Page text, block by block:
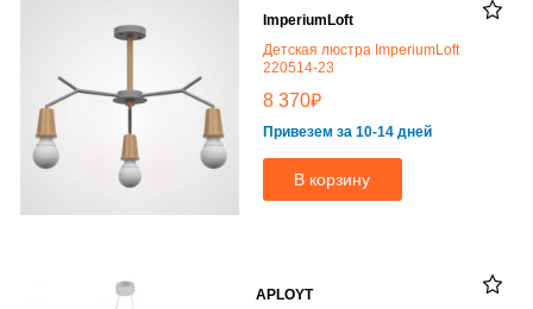
ImperiumLoft
Детская люстра ImperiumLoft
220514-23
8 370₽
Привезем за 10-14 дней
В корзину
APLOYT